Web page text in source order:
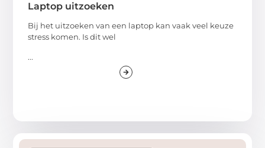
Laptop uitzoeken
Bij het uitzoeken van een laptop kan vaak veel keuze
stress komen. Is dit wel
...